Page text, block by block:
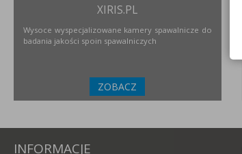
XIRIS.PL
Wysoce wyspecjalizowane kamery spawalnicze do
badania jakości spoin spawalniczych
ZOBACZ
INFORMACJE